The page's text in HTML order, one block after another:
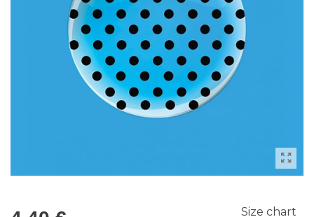
Size chart